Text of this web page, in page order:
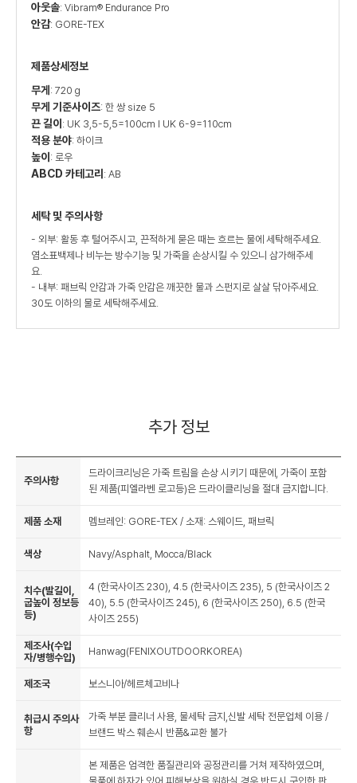
아웃솔: Vibram® Endurance Pro
안감: GORE-TEX
제품상세정보
무게 : 720 g
무게 기준사이즈: 한 쌍 size 5
끈 길이 : UK 3,5-5,5=100cm I UK 6-9=110cm
적용 분야: 하이크
높이 : 로우
ABCD 카테고리 : AB
세탁 및 주의사항
- 외부: 활동 후 털어주시고, 끈적하게 묻은 때는 흐르는 물에 세탁해주세요.
염소표백제나 비누는 방수기능 및 가죽을 손상시킬 수 있으니 삼가해주세
요.
- 내부: 패브릭 안감과 가죽 안감은 깨끗한 물과 스펀지로 살살 닦아주세요.
30도 이하의 물로 세탁해주세요.
추가 정보
주의사항
드라이크리닝은 가죽 트림을 손상 시키기 때문에, 가죽이 포함
된 제품(피엘라벤 로고등)은 드라이클리닝을 절대 금지합니다.
제품 소재 멤브레인: GORE-TEX / 소재: 스웨이드, 패브릭
색상 Navy/Asphalt, Mocca/Black
치수(발길이,
굽높이 정보등
등)
4 (한국사이즈 230), 4.5 (한국사이즈 235), 5 (한국사이즈 2
40), 5.5 (한국사이즈 245), 6 (한국사이즈 250), 6.5 (한국
사이즈 255)
제조사(수입
자/병행수입)
Hanwag(FENIXOUTDOORKOREA)
제조국 보스니아/헤르체고비나
취급시 주의사
항
가죽 부분 클리너 사용, 물세탁 금지,신발 세탁 전문업체 이용 /
브랜드 박스 훼손시 반품&교환 불가
본 제품은 엄격한 품질관리와 공정관리를 거쳐 제작하였으며,